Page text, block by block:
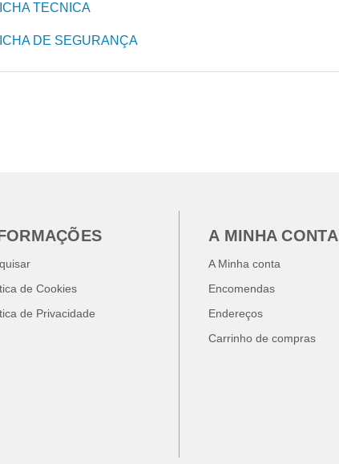
TECNICA
DE SEGURANÇA
de Cookies
de Privacidade
A MINHA CONTA
A Minha conta
Encomendas
Endereços
Carrinho de compras